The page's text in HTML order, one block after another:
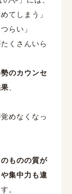
てしまう」
らい」
くさんいら
のカウンセ
めなくなっ
ものの質が
集中力も違
。